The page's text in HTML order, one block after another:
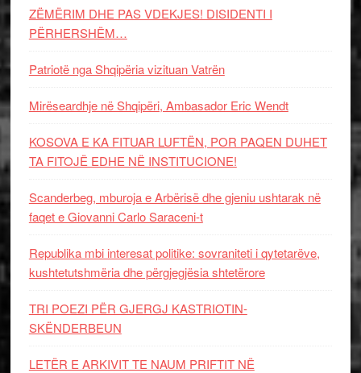
ZËMËRIM DHE PAS VDEKJES! DISIDENTI I
PËRHERSHËM…
Patriotë nga Shqipëria vizituan Vatrën
Mirëseardhje në Shqipëri, Ambasador Eric Wendt
KOSOVA E KA FITUAR LUFTËN, POR PAQEN DUHET
TA FITOJË EDHE NË INSTITUCIONE!
Scanderbeg, mburoja e Arbërisë dhe gjeniu ushtarak në
faqet e Giovanni Carlo Saraceni-t
Republika mbi interesat politike: sovraniteti i qytetarëve,
kushtetutshmëria dhe përgjegjësia shtetërore
TRI POEZI PËR GJERGJ KASTRIOTIN-
SKËNDERBEUN
LETËR E ARKIVIT TE NAUM PRIFTIT NË